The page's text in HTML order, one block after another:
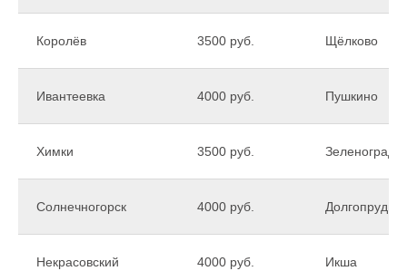
Королёв 3500 руб. Щёлково
Ивантеевка 4000 руб. Пушкино
Химки 3500 руб. Зеленоград
Солнечногорск 4000 руб.
Некрасовский 4000 руб. Икша